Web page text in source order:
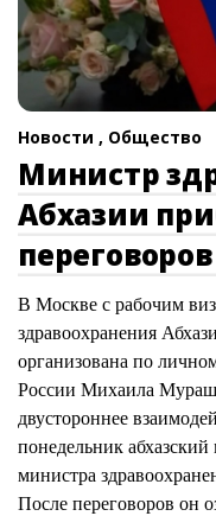
Новости , Общество
Министр
Абхазии
В Москве с рабочим
здравоохранения
организована по
России Михаила
двустороннее
понедельник
министра
После переговоров он